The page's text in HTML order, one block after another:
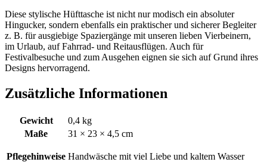
Diese stylische Hüfttasche ist nicht nur modisch ein absoluter
Hingucker, sondern ebenfalls ein praktischer und sicherer Begleiter
z. B. für ausgiebige Spaziergänge mit unseren lieben Vierbeinern,
im Urlaub, auf Fahrrad- und Reitausflügen. Auch für
Festivalbesuche und zum Ausgehen eignen sie sich auf Grund ihres
Designs hervorragend.
Zusätzliche Informationen
Gewicht
0,4 kg
Maße
31 × 23 × 4,5 cm
Pflegehinweise Handwäsche mit viel Liebe und kaltem Wasser